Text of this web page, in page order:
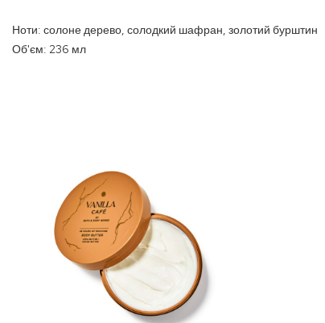
Ноти: солоне дерево, солодкий шафран, золотий бурштин
Об'єм: 236 мл